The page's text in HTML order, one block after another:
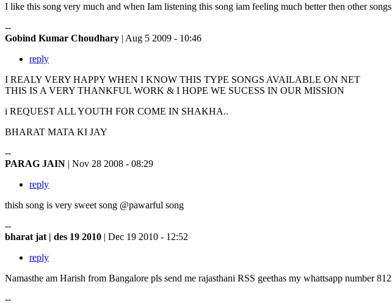
I like this song very much and when Iam listening this song iam feeling much better then other songs
--
Gobind Kumar Choudhary | Aug 5 2009 - 10:46
reply
I REALY VERY HAPPY WHEN I KNOW THIS TYPE SONGS AVAILABLE ON NET
THIS IS A VERY THANKFUL WORK & I HOPE WE SUCESS IN OUR MISSION
i REQUEST ALL YOUTH FOR COME IN SHAKHA..
BHARAT MATA KI JAY
--
PARAG JAIN | Nov 28 2008 - 08:29
reply
thish song is very sweet song @pawarful song
--
bharat jat | des 19 2010 | Dec 19 2010 - 12:52
reply
Namasthe am Harish from Bangalore pls send me rajasthani RSS geethas my whattsapp number
--